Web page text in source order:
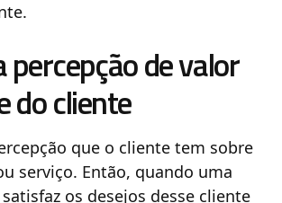
percepção de valor
do cliente
que o cliente tem sobre
serviço. Então, quando uma
os desejos desse cliente